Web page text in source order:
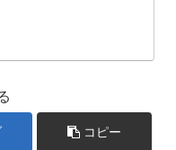
コピー